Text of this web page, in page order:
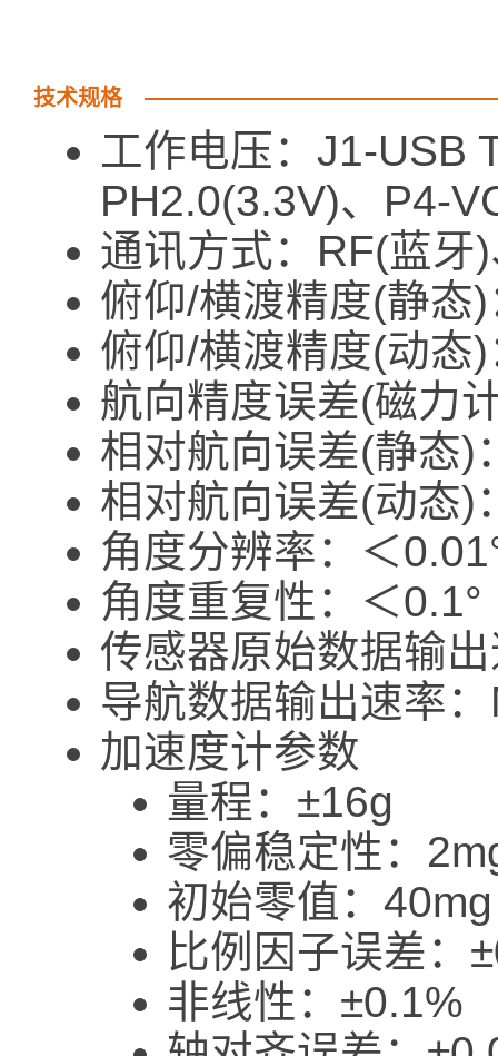
技术规格
工作电压：J1-USB
PH2.0(3.3V)、P4-
通讯方式：RF(蓝牙
俯仰/横渡精度(静态)
俯仰/横渡精度(动态)
航向精度误差(磁力
相对航向误差(静态)
相对航向误差(动态)
角度分辨率：＜
角度重复性：＜0.1°
传感器原始数据输
导航数据输出速率
加速度计参数
量程：±16g
零偏稳定性：
初始零值：40mg
比例因子误差：
非线性：±0.1%